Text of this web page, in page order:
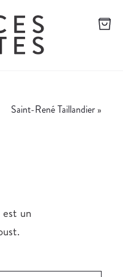
Saint-René Taillandier »
un